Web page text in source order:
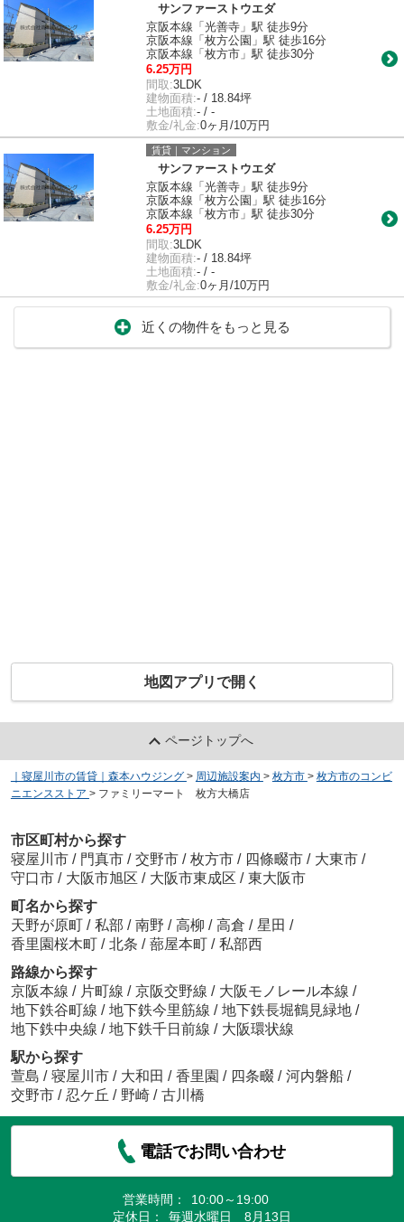
サンファーストウエダ
京阪本線「光善寺」駅 徒歩9分
京阪本線「枚方公園」駅 徒歩16分
京阪本線「枚方市」駅 徒歩30分
6.25万円
間取:3LDK
建物面積:- / 18.84坪
土地面積:- / -
敷金/礼金:0ヶ月/10万円
賃貸｜マンション
サンファーストウエダ
京阪本線「光善寺」駅 徒歩9分
京阪本線「枚方公園」駅 徒歩16分
京阪本線「枚方市」駅 徒歩30分
6.25万円
間取:3LDK
建物面積:- / 18.84坪
土地面積:- / -
敷金/礼金:0ヶ月/10万円
近くの物件をもっと見る
地図アプリで開く
ページトップへ
｜寝屋川市の賃貸｜森本ハウジング > 周辺施設案内 > 枚方市 > 枚方市のコンビ
ニエンスストア > ファミリーマート 枚方大橋店
市区町村から探す
寝屋川市 / 門真市 / 交野市 / 枚方市 / 四條畷市 / 大東市 /
守口市 / 大阪市旭区 / 大阪市東成区 / 東大阪市
町名から探す
天野が原町 / 私部 / 南野 / 高柳 / 高倉 / 星田 /
香里園桜木町 / 北条 / 蔀屋本町 / 私部西
路線から探す
京阪本線 / 片町線 / 京阪交野線 / 大阪モノレール本線 /
地下鉄谷町線 / 地下鉄今里筋線 / 地下鉄長堀鶴見緑地 /
地下鉄中央線 / 地下鉄千日前線 / 大阪環状線
駅から探す
萱島 / 寝屋川市 / 大和田 / 香里園 / 四条畷 / 河内磐船 /
交野市 / 忍ケ丘 / 野崎 / 古川橋
電話でお問い合わせ
営業時間：
10:00～19:00
定休日：
毎週水曜日 8月13日